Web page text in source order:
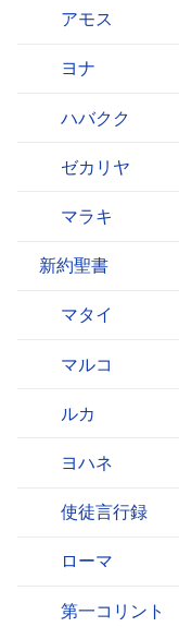
アモス
ヨナ
ハバクク
ゼカリヤ
マラキ
新約聖書
マタイ
マルコ
ルカ
ヨハネ
使徒言行録
ローマ
第一コリント